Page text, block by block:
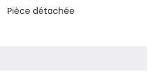
Pièce détachée